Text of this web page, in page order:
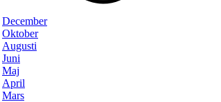
December
Oktober
Augusti
Juni
Maj
April
Mars